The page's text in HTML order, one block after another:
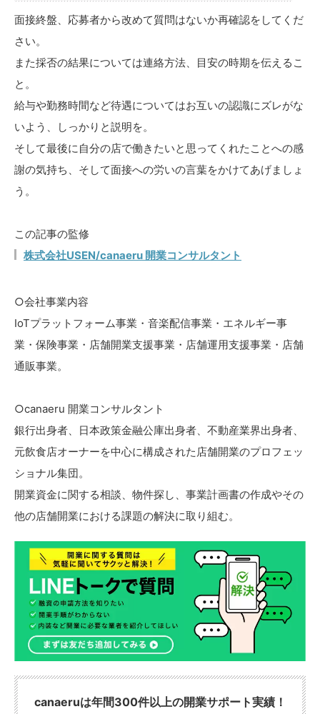
面接終盤、応募者から改めて質問はないか再確認をしてくだ
さい。
また採否の結果については連絡方法、目安の時期を伝えるこ
と。
給与や勤務時間など待遇についてはお互いの認識にズレがな
いよう、しっかりと説明を。
そして最後に自分の店で働きたいと思ってくれたことへの感
謝の気持ち、そして面接への労いの言葉をかけてあげましょ
う。
この記事の監修
株式会社USEN/canaeru 開業コンサルタント
○会社事業内容
IoTプラットフォーム事業・音楽配信事業・エネルギー事
業・保険事業・店舗開業支援事業・店舗運用支援事業・店舗
通販事業。
○canaeru 開業コンサルタント
銀行出身者、日本政策金融公庫出身者、不動産業界出身者、
元飲食店オーナーを中心に構成された店舗開業のプロフェッ
ショナル集団。
開業資金に関する相談、物件探し、事業計画書の作成やその
他の店舗開業における課題の解決に取り組む。
canaeruは年間300件以上の開業サポート実績！